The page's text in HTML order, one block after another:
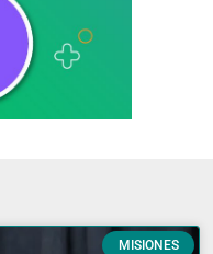
MISIONES